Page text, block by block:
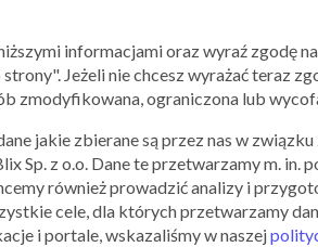
informacjami oraz wyraź zgodę
Jeżeli nie chcesz wyrażać teraz
zmodyfikowana, ograniczona lub
jakie zbierane są przez nas w
Sp. z o.o. Dane te przetwarzamy m.
również prowadzić analizy i
cele, dla których przetwarzamy
i portale, wskazaliśmy w naszej